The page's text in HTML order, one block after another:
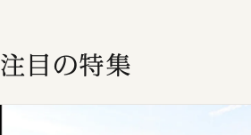
注目の特集